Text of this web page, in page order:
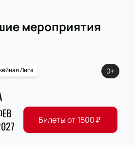
мероприятия
Лига
0+
Билеты от 1500₽